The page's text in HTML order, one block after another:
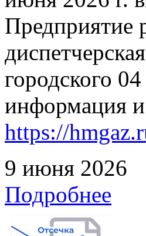
Предприятие
городского
информация
https://
9 июня 2026
Подробнее